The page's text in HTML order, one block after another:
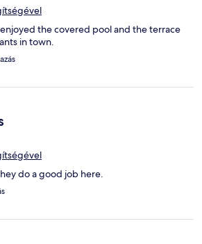
the covered pool and the terrace
in town.
do a good job here.